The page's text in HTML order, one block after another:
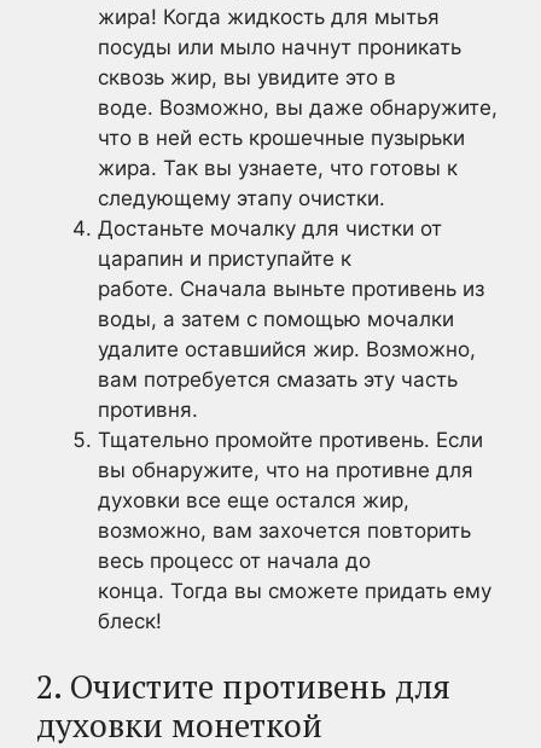
жира! Когда жидкость для мытья
посуды или мыло начнут проникать
сквозь жир, вы увидите это в
воде. Возможно, вы даже обнаружите,
что в ней есть крошечные пузырьки
жира. Так вы узнаете, что готовы к
следующему этапу очистки.
Достаньте мочалку для чистки от
царапин и приступайте к
работе. Сначала выньте противень из
воды, а затем с помощью мочалки
удалите оставшийся жир. Возможно,
вам потребуется смазать эту часть
противня.
Тщательно промойте противень. Если
вы обнаружите, что на противне для
духовки все еще остался жир,
возможно, вам захочется повторить
весь процесс от начала до
конца. Тогда вы сможете придать ему
блеск!
2. Очистите противень для
духовки монеткой